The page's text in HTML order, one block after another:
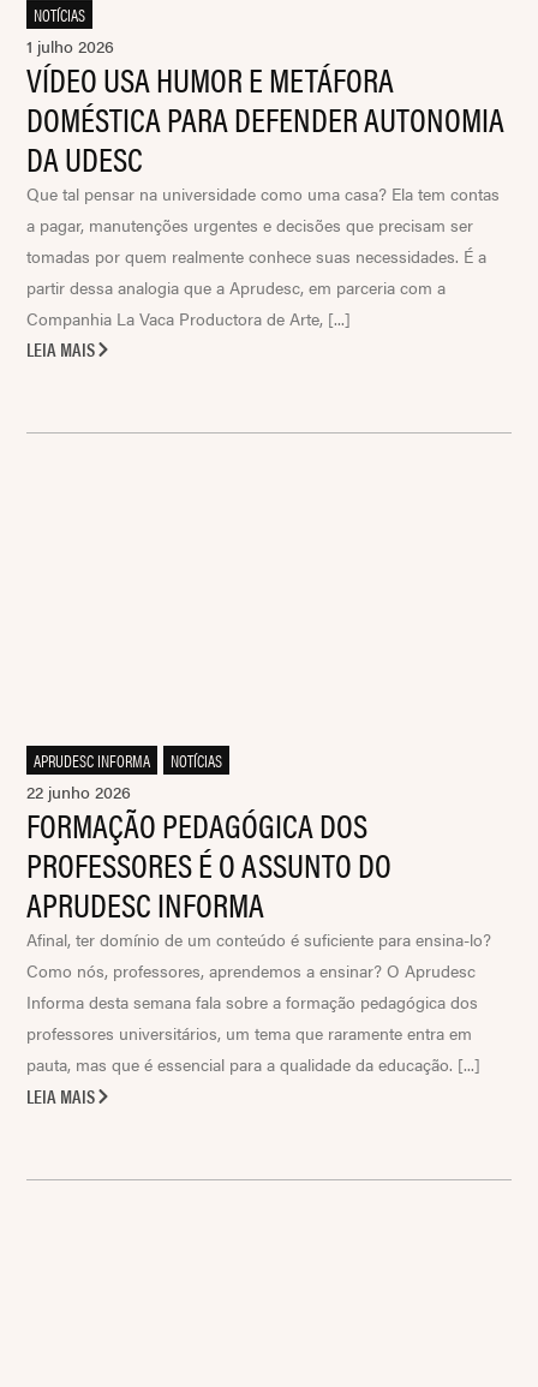
NOTÍCIAS
1 julho 2026
VÍDEO USA HUMOR E METÁFORA
DOMÉSTICA PARA DEFENDER AUTONOMIA
DA UDESC
Que tal pensar na universidade como uma casa? Ela tem contas
a pagar, manutenções urgentes e decisões que precisam ser
tomadas por quem realmente conhece suas necessidades. É a
partir dessa analogia que a Aprudesc, em parceria com a
Companhia La Vaca Productora de Arte, [...]
LEIA MAIS
APRUDESC INFORMA
NOTÍCIAS
22 junho 2026
FORMAÇÃO PEDAGÓGICA DOS
PROFESSORES É O ASSUNTO DO
APRUDESC INFORMA
Afinal, ter domínio de um conteúdo é suficiente para ensina-lo?
Como nós, professores, aprendemos a ensinar? O Aprudesc
Informa desta semana fala sobre a formação pedagógica dos
professores universitários, um tema que raramente entra em
pauta, mas que é essencial para a qualidade da educação. [...]
LEIA MAIS